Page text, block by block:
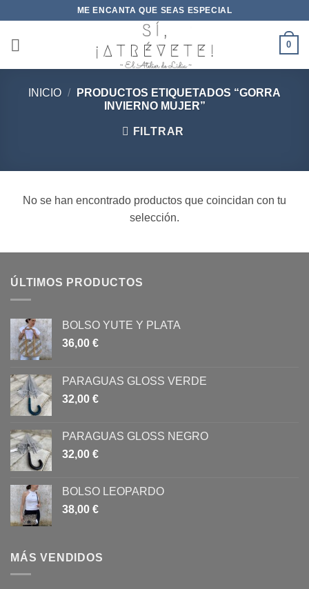
contenido
ME ENCANTA QUE SEAS ESPECIAL
0
INICIO /
PRODUCTOS ETIQUETADOS “GORRA
INVIERNO MUJER”
FILTRAR
No se han encontrado productos que coincidan con tu
selección.
ÚLTIMOS PRODUCTOS
BOLSO YUTE Y PLATA
36,00 €
PARAGUAS GLOSS VERDE
32,00 €
PARAGUAS GLOSS NEGRO
32,00 €
BOLSO LEOPARDO
38,00 €
MÁS VENDIDOS